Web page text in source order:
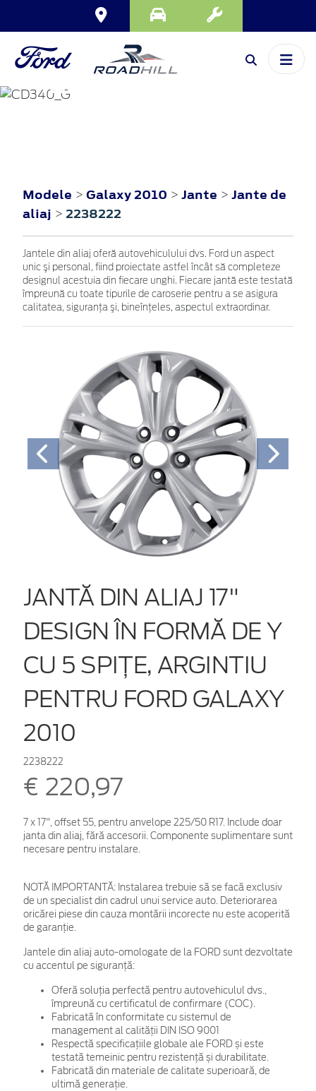
GALAXY
Modele > Galaxy 2010 > Jante > Jante de
aliaj > 2238222
Jantele din aliaj oferă autovehiculului dvs. Ford un aspect
unic şi personal, fiind proiectate astfel încât să completeze
designul acestuia din fiecare unghi. Fiecare jantă este testată
împreună cu toate tipurile de caroserie pentru a se asigura
calitatea, siguranţa şi, bineînţeles, aspectul extraordinar.
JANTĂ DIN ALIAJ 17"
DESIGN ÎN FORMĂ DE Y
CU 5 SPIŢE, ARGINTIU
PENTRU FORD GALAXY
2010
2238222
€ 220,97
7 x 17", offset 55, pentru anvelope 225/50 R17. Include doar
janta din aliaj, fără accesorii. Componente suplimentare sunt
necesare pentru instalare.
NOTĂ IMPORTANTĂ: Instalarea trebuie să se facă exclusiv
de un specialist din cadrul unui service auto. Deteriorarea
oricărei piese din cauza montării incorecte nu este acoperită
de garanţie.
Jantele din aliaj auto-omologate de la FORD sunt dezvoltate
cu accentul pe siguranță:
Oferă soluția perfectă pentru autovehiculul dvs.,
împreună cu certificatul de confirmare (COC).
Fabricată în conformitate cu sistemul de
management al calității DIN ISO 9001
Respectă specificațiile globale ale FORD și este
testată temeinic pentru rezistență și durabilitate.
Fabricată din materiale de calitate superioară, de
ultimă generație.